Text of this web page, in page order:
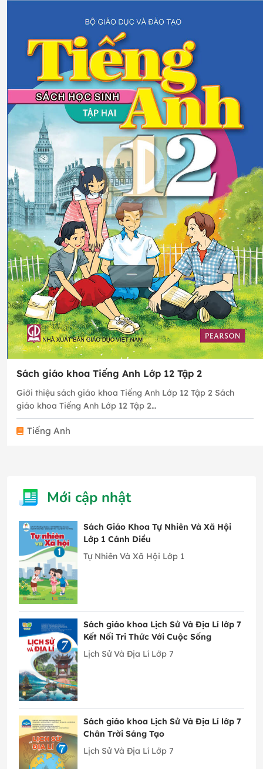
Sách giáo khoa Tiếng Anh Lớp 12 Tập 2
Giới thiệu sách giáo khoa Tiếng Anh Lớp 12 Tập 2 Sách
giáo khoa Tiếng Anh Lớp 12 Tập 2…
Tiếng Anh
Mới cập nhật
Sách Giáo Khoa Tự Nhiên Và Xã Hội
Lớp 1 Cánh Diều
Tự Nhiên Và Xã Hội Lớp 1
Sách giáo khoa Lịch Sử Và Địa Lí lớp 7
Kết Nối Tri Thức Với Cuộc Sống
Lịch Sử Và Địa Lí Lớp 7
Sách giáo khoa Lịch Sử Và Địa Lí lớp 7
Chân Trời Sáng Tạo
Lịch Sử Và Địa Lí Lớp 7